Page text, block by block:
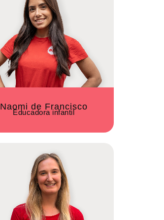
Naomi de Francisco
Educadora infantil